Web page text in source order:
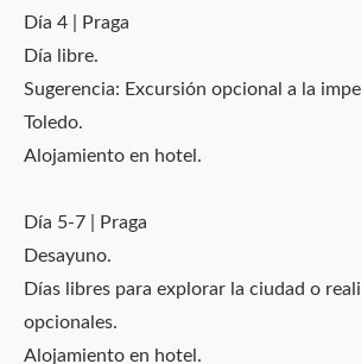
Día 4 | Praga
Día libre.
Sugerencia: Excursión opcional a la
Toledo.
Alojamiento en hotel.
Día 5-7 | Praga
Desayuno.
Días libres para explorar la ciudad o
opcionales.
Alojamiento en hotel.